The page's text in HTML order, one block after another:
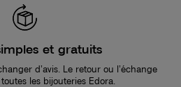
et gratuits
d’avis. Le retour ou l’échange
les bijouteries Edora.